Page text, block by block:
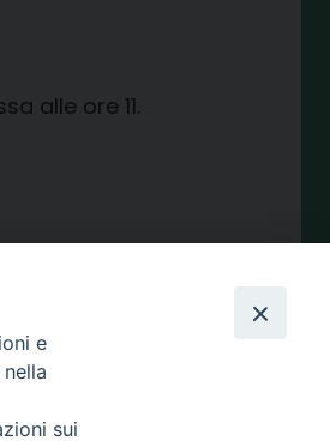
alle ore 11.
Share
e
sui